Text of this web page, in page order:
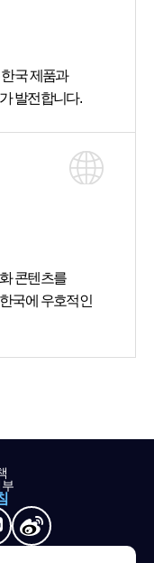
국 제품과
발전합니다.
콘텐츠를
국에 우호적인